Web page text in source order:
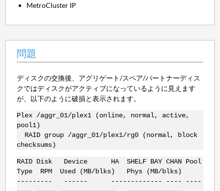
MetroCluster IP
問題
ディスクの交換後、アグリゲート/スペア/パートナーディス
クではディスクがアクティブになっているように見えます
が、以下のように破損と表示されます。
Plex /aggr_01/plex1 (online, normal, active,
pool1)
RAID group /aggr_01/plex1/rg0 (normal, block
checksums)
RAID Disk Device HA SHELF BAY CHAN Pool
Type RPM Used (MB/blks) Phys (MB/blks)
--------- ------ ------------- ---- ----